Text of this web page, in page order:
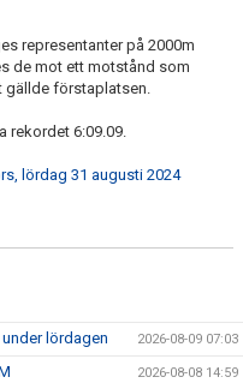
representanter på 2000m
de mot ett motstånd som
gällde förstaplatsen.
rekordet 6:09.09.
lördag 31 augusti 2024
lördagen 2026-08-09 07:03
2026-08-08 14:59